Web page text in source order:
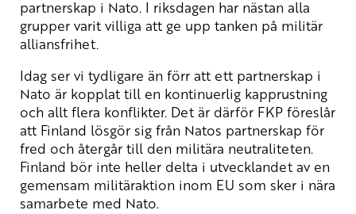
partnerskap i Nato. I riksdagen har nästan alla
grupper varit villiga att ge upp tanken på militär
alliansfrihet.
Idag ser vi tydligare än förr att ett partnerskap i
Nato är kopplat till en kontinuerlig kapprustning
och allt flera konflikter. Det är därför FKP föreslår
att Finland lösgör sig från Natos partnerskap för
fred och återgår till den militära neutraliteten.
Finland bör inte heller delta i utvecklandet av en
gemensam militäraktion inom EU som sker i nära
samarbete med Nato.